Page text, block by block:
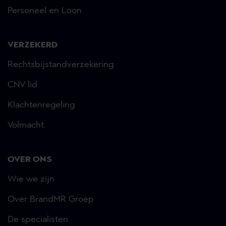
Personeel en Loon
VERZEKERD
Rechtsbijstandverzekering
CNV lid
Klachtenregeling
Volmacht
OVER ONS
Wie we zijn
Over BrandMR Groep
De specialisten